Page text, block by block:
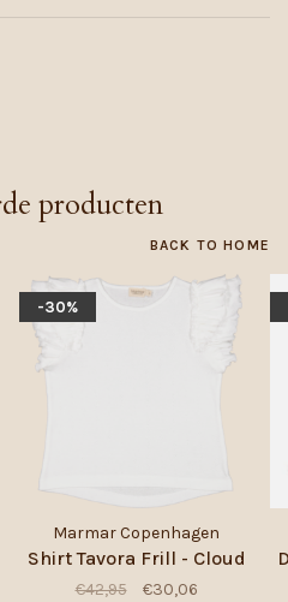
producten
BACK TO HOME
-30%
Marmar Copenhagen
Shirt Tavora Frill - Cloud
€42,95 €30,06